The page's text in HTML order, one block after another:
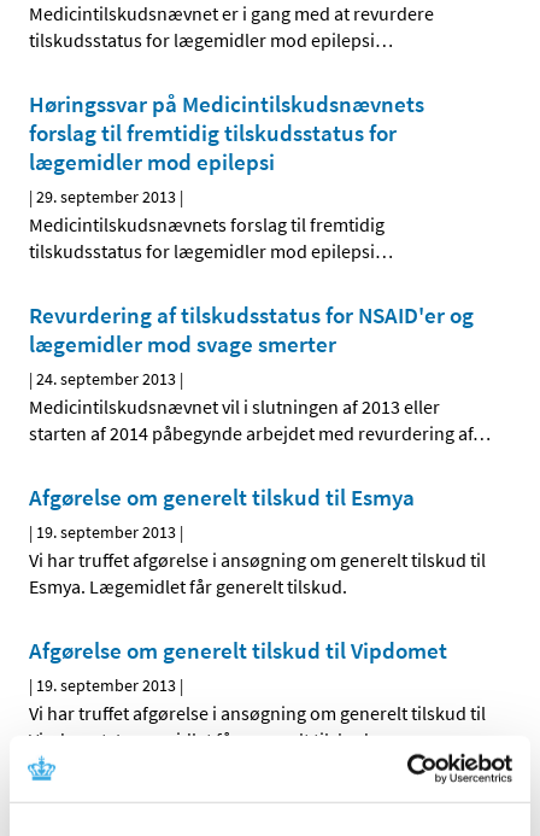
Medicintilskudsnævnet er i gang med at revurdere
tilskudsstatus for lægemidler mod epilepsi…
Høringssvar på Medicintilskudsnævnets
forslag til fremtidig tilskudsstatus for
lægemidler mod epilepsi
|29. september 2013 |
Medicintilskudsnævnets forslag til fremtidig
tilskudsstatus for lægemidler mod epilepsi…
Revurdering af tilskudsstatus for NSAID'er og
lægemidler mod svage smerter
|24. september 2013 |
Medicintilskudsnævnet vil i slutningen af 2013 eller
starten af 2014 påbegynde arbejdet med revurdering af…
Afgørelse om generelt tilskud til Esmya
| 19. september 2013 |
Vi har truffet afgørelse i ansøgning om generelt tilskud til
Esmya. Lægemidlet får generelt tilskud.
Afgørelse om generelt tilskud til Vipdomet
| 19. september 2013 |
Vi har truffet afgørelse i ansøgning om generelt tilskud til
Vipdomet. Lægemidlet får generelt tilskud.
Afgørelse om generelt tilskud til Vipidia